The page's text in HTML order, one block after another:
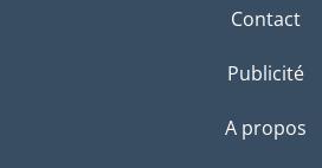
Contact
Publicité
A propos